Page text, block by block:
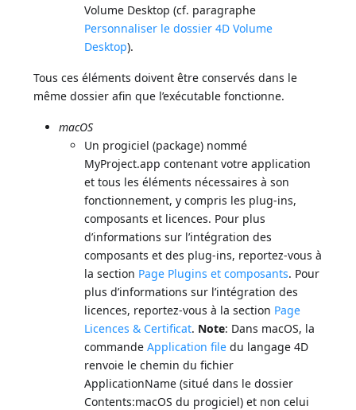
Volume Desktop (cf. paragraphe
Personnaliser le dossier 4D Volume
Desktop).
Tous ces éléments doivent être conservés dans le
même dossier afin que l’exécutable fonctionne.
macOS
Un progiciel (package) nommé
MyProject.app contenant votre application
et tous les éléments nécessaires à son
fonctionnement, y compris les plug-ins,
composants et licences. Pour plus
d’informations sur l’intégration des
composants et des plug-ins, reportez-vous à
la section Page Plugins et composants. Pour
plus d’informations sur l’intégration des
licences, reportez-vous à la section Page
Licences & Certificat. Note: Dans macOS, la
commandeApplication file du langage 4D
renvoie le chemin du fichier
ApplicationName (situé dans le dossier
Contents:macOS du progiciel) et non celui